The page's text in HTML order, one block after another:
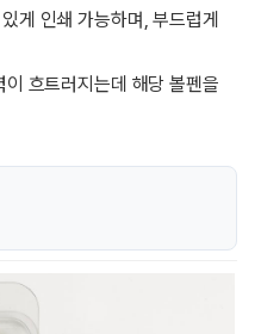
게 인쇄 가능하며, 부드럽게
흐트러지는데 해당 볼펜을